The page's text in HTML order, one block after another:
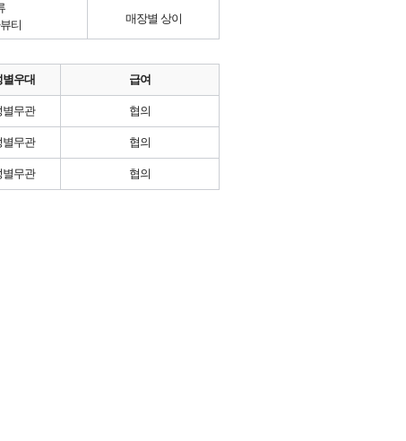
티
매장별 상이
별우대 급여
별무관 협의
별무관 협의
별무관 협의